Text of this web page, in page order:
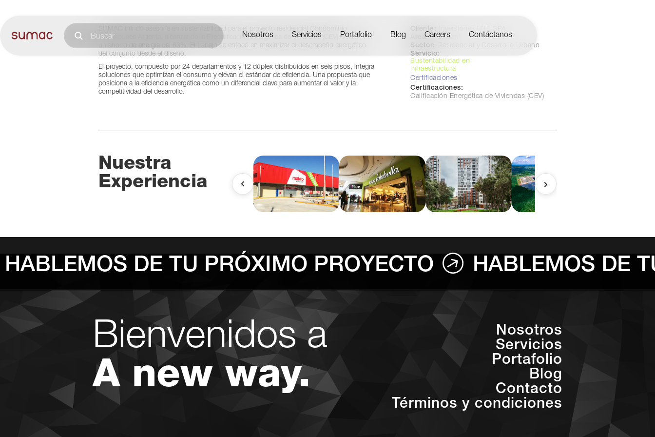
Nosotros Servicios Portafolio Blog Careers Contáctanos
SUMAC brindó asesoría en sustentabilidad para el proyecto residencial Condominio
Townhouses Argenta, alcanzando la Precalificación Energética de Viviendas (CEV) nivel A, con
un ahorro de energía del 63%. El trabajo se enfocó en maximizar el desempeño energético
del conjunto desde el diseño.
El proyecto, compuesto por 24 departamentos y 12 dúplex distribuidos en seis pisos, integra
soluciones que optimizan el consumo y elevan el estándar de eficiencia. Una propuesta que
posiciona a la eficiencia energética como un diferencial clave para aumentar el valor y la
competitividad del desarrollo.
Área: 5.004 m²
Sector:
Residencial y Desarrollo Urbano
Servicio:
Sustentabilidad en
Infraestructura
Certificaciones
Certificaciones:
Calificación Energética de Viviendas (CEV)
Nuestra
Experiencia
HABLEMOS DE TU PRÓXIMO PROYECTO HABLEMOS DE
Bienvenidos a
A new way.
Nosotros
Servicios
Portafolio
Blog
Contacto
Términos y condiciones